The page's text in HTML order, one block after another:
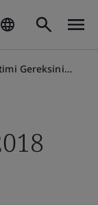
Gereksinimleri